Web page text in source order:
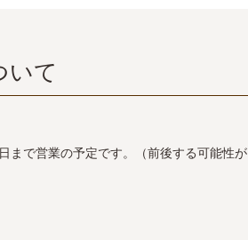
いて
まで営業の予定です。（前後する可能性が